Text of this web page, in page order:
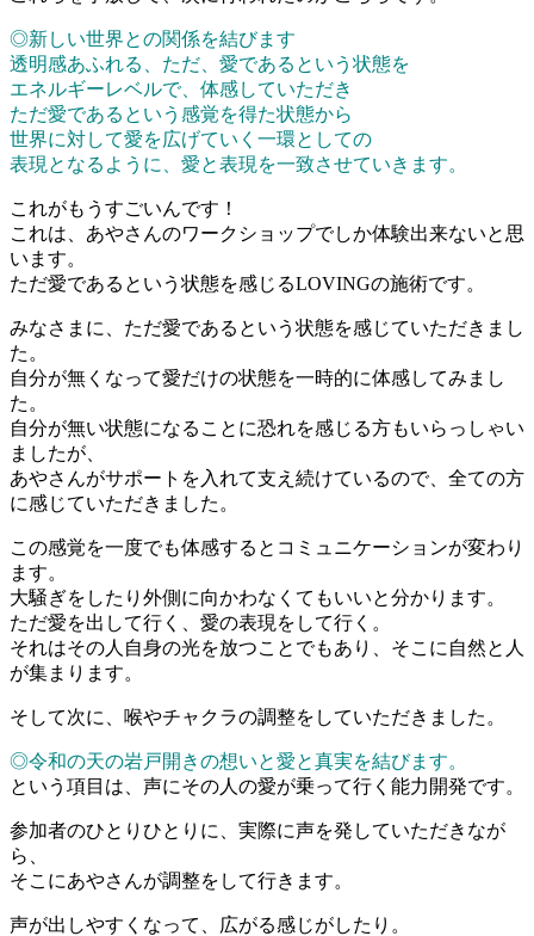
◎新しい世界との関係を結びます
透明感あふれる、ただ、愛であるという状態を
エネルギーレベルで、体感していただき
ただ愛であるという感覚を得た状態から
世界に対して愛を広げていく一環としての
表現となるように、愛と表現を一致させていきます。
これがもうすごいんです！
これは、あやさんのワークショップでしか体験出来ないと思
います。
ただ愛であるという状態を感じるLOVINGの施術です。
みなさまに、ただ愛であるという状態を感じていただきまし
た。
自分が無くなって愛だけの状態を一時的に体感してみまし
た。
自分が無い状態になることに恐れを感じる方もいらっしゃい
ましたが、
あやさんがサポートを入れて支え続けているので、全ての方
に感じていただきました。
この感覚を一度でも体感するとコミュニケーションが変わり
ます。
大騒ぎをしたり外側に向かわなくてもいいと分かります。
ただ愛を出して行く、愛の表現をして行く。
それはその人自身の光を放つことでもあり、そこに自然と人
が集まります。
そして次に、喉やチャクラの調整をしていただきました。
◎令和の天の岩戸開きの想いと愛と真実を結びます。
という項目は、声にその人の愛が乗って行く能力開発です。
参加者のひとりひとりに、実際に声を発していただきなが
ら、
そこにあやさんが調整をして行きます。
声が出しやすくなって、広がる感じがしたり。